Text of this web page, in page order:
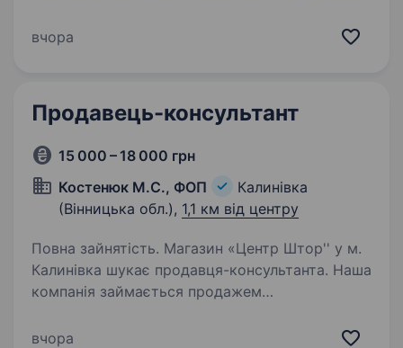
та Іспанії; Мережа фірмових салонів 600+
вчора
Продавець-консультант
15 000 – 18 000 грн
Костенюк М.С., ФОП
Калинівка
(Вінницька обл.), 1,1 км від центру
Повна зайнятість. Магазин «Центр Штор'' у м.
Калинівка шукає продавця-консультанта. Наша
компанія займається продажем
товарів. Задачі: Консультація клієнтів щодо
вчора